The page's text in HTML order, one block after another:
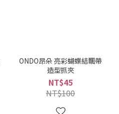
ONDO昂朵 亮彩蝴蝶結飄帶
造型抓夾
NT$45
NT$100